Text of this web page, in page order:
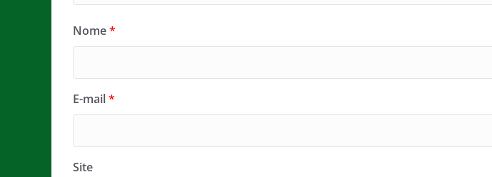
Nome*
E-mail*
Site